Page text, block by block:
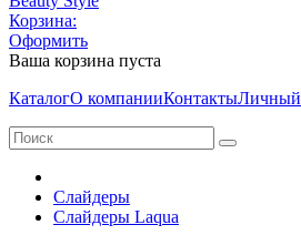
Корзина:
Оформить
Ваша корзина пуста
КаталогО компанииКонтактыЛичный
Слайдеры
Слайдеры Laqua